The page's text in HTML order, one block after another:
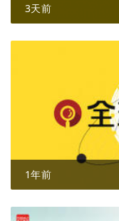
3天前
1年前